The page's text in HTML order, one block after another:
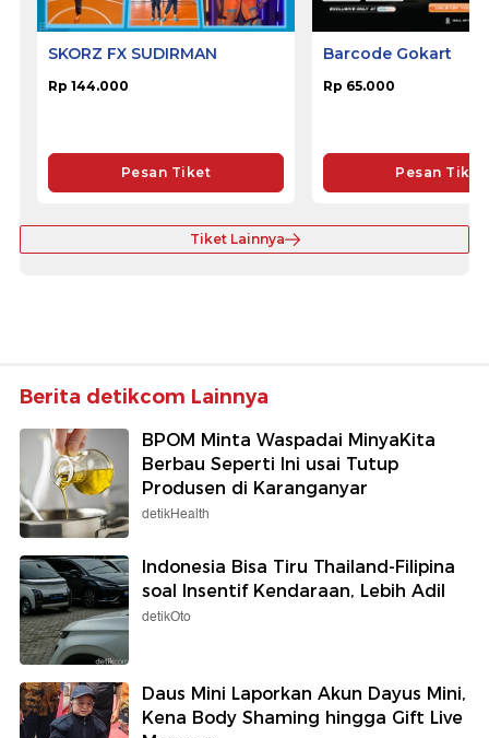
SKORZ FX SUDIRMAN
Rp 144.000
Pesan Tiket
Barcode Gokart
Rp 65.000
Pesan Tiket
Tiket Lainnya
Berita detikcom Lainnya
BPOM Minta Waspadai MinyaKita
Berbau Seperti Ini usai Tutup
Produsen di Karanganyar
detikHealth
Indonesia Bisa Tiru Thailand-Filipina
soal Insentif Kendaraan, Lebih Adil
detikOto
Daus Mini Laporkan Akun Dayus Mini,
Kena Body Shaming hingga Gift Live